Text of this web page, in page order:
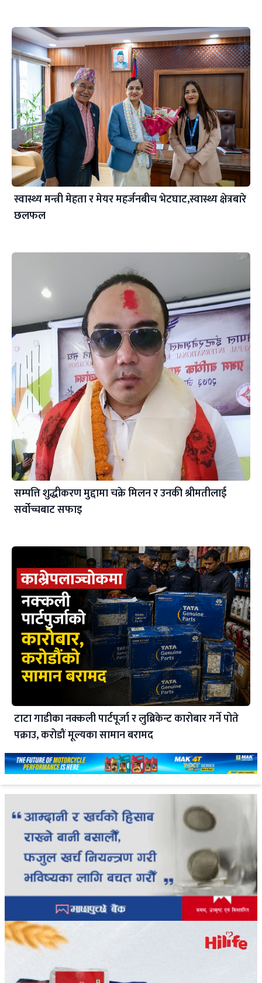
स्वास्थ्य मन्त्री मेहता र मेयर महर्जनबीच भेटघाट,स्वास्थ्य क्षेत्रबारे
छलफल
सम्पत्ति शुद्धीकरण मुद्दामा चक्रे मिलन र उनकी श्रीमतीलाई
सर्वोच्चबाट सफाइ
टाटा गाडीका नक्कली पार्टपूर्जा र लुब्रिकेन्ट कारोबार गर्ने पोते
पक्राउ, करोडौं मूल्यका सामान बरामद